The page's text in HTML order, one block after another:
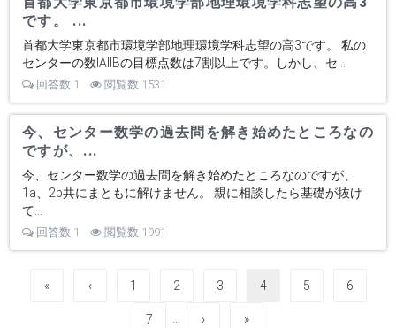
です。 ...
首都大学東京都市環境学部地理環境学科志望の高3です。 私の
センターの数IAIIBの目標点数は7割以上です。しかし、セ...
回答数 1 閲覧数 1531
今、センター数学の過去問を解き始めたところなの
ですが、...
今、センター数学の過去問を解き始めたところなのですが、
1a、2b共にまともに解けません。 親に相談したら基礎が抜け
て...
回答数 1 閲覧数 1991
« ‹ 1 2 3 4 5 6
7 › »